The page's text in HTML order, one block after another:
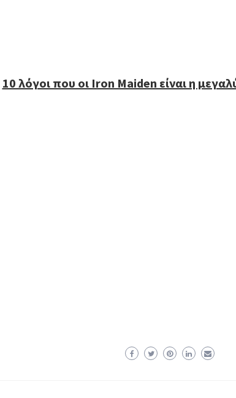
10 λόγοι που οι Iron Maiden είναι η